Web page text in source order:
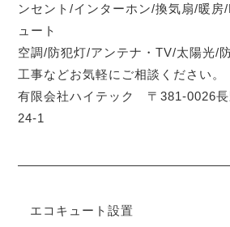
ンセント/インターホン/換気扇/暖房
ュート
空調/防犯灯/アンテナ・TV/太陽光/
工事などお気軽にご相談ください。
有限会社ハイテック 〒381-0026
24-1
エコキュート設置